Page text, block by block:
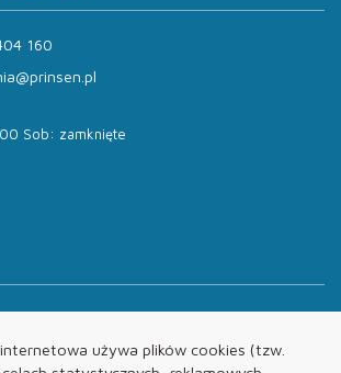
używa plików cookies (tzw.
160
Sob: zamknięte